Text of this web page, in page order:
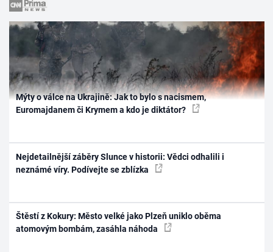
Mýty o válce na Ukrajině: Jak to bylo s nacismem,
Euromajdanem či Krymem a kdo je diktátor?
Nejdetailnější záběry Slunce v historii: Vědci odhalili i
neznámé víry. Podívejte se zblízka
Štěstí z Kokury: Město velké jako Plzeň uniklo oběma
atomovým bombám, zasáhla náhoda